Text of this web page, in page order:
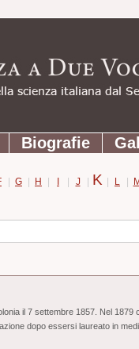
Biografie
| G | H | I | J | K | L |
il 7 settembre 1857. Nel
dopo essersi laureato in